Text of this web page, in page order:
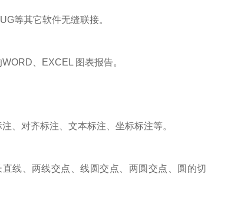
等其它软件无缝联接。
、EXCEL 图表报告。
、对齐标注、文本标注、坐标标注等。
线、两线交点、线圆交点、两圆交点、圆的切